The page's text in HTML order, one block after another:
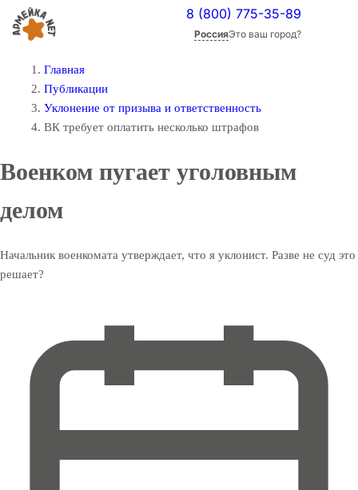
8 (800) 775-35-89
РоссияЭто ваш город?
Главная
Публикации
Уклонение от призыва и ответственность
ВК требует оплатить несколько штрафов
Военком пугает уголовным
делом
Начальник военкомата утверждает, что я уклонист. Разве не суд это
решает?